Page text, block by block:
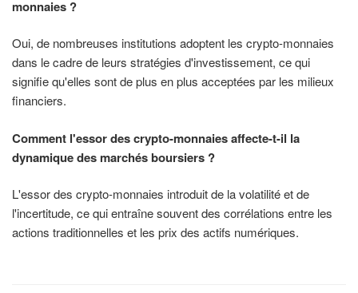
monnaies ?
Oui, de nombreuses institutions adoptent les crypto-monnaies
dans le cadre de leurs stratégies d'investissement, ce qui
signifie qu'elles sont de plus en plus acceptées par les milieux
financiers.
Comment l'essor des crypto-monnaies affecte-t-il la
dynamique des marchés boursiers ?
L'essor des crypto-monnaies introduit de la volatilité et de
l'incertitude, ce qui entraîne souvent des corrélations entre les
actions traditionnelles et les prix des actifs numériques.